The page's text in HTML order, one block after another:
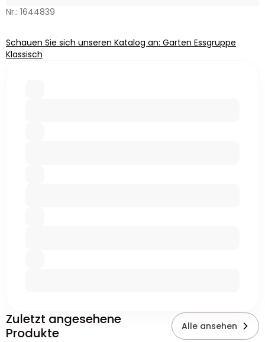
Nr.: 1644839
Schauen Sie sich unseren Katalog an: Garten Essgruppe
Klassisch
Zuletzt angesehene
Produkte
Alle ansehen